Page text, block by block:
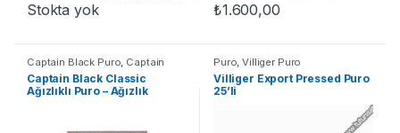
Stokta yok ₺1.600,00
Captain Black Puro, Captain
Black Sigarillo , Puro Sigarillo
Captain Black Classic
Ağızlıklı Puro – Ağızlık
Puro,Villiger Puro
Villiger Export Pressed Puro
25’li